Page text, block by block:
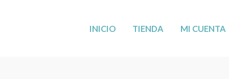
INICIO TIENDA MI CUENTA